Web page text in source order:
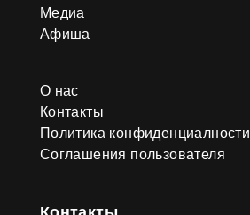
Медиа
Афиша
О нас
Контакты
Политика конфиденциалности
Соглашения пользователя